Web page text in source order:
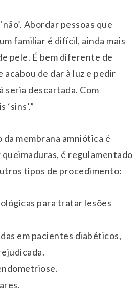
Abordar pessoas que
familiar é difícil, ainda mais
pele. É bem diferente de
acabou de dar à luz e pedir
seria descartada. Com
da membrana amniótica é
é regulamentado
tipos de procedimento:
para tratar lesões
em pacientes diabéticos,